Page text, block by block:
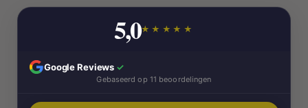
5,0★★★★★
Google Reviews ✓
Gebaseerd op 11 beoordelingen